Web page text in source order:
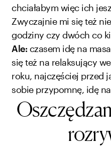
chciałabym więc ich
Zwyczajnie mi się też
godziny czy dwóch co
Ale: czasem idę na
się też na relaksujący
roku, najczęściej przed
sobie przypomnę, idę